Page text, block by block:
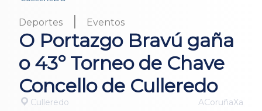
Deportes | Eventos
O Portazgo Bravú gaña
o 43º Torneo de Chave
Concello de Culleredo
Culleredo ACoruñaXa